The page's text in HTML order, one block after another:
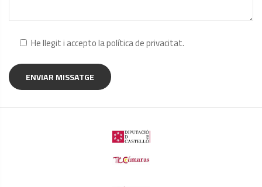
He llegit i accepto lapolítica de privacitat.